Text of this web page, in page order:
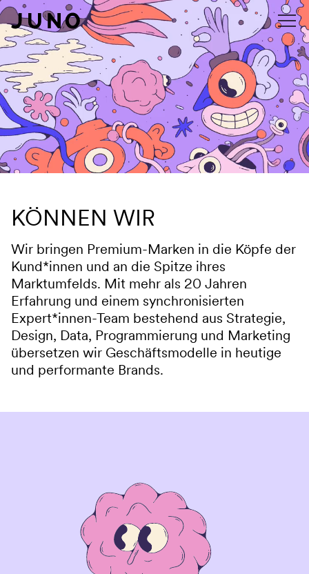
Navigation überspringen
KÖNNEN WIR
Wir bringen Premium-Marken in die Köpfe der
Kund*innen und an die Spitze ihres
Marktumfelds. Mit mehr als 20 Jahren
Erfahrung und einem synchronisierten
Expert*innen-Team bestehend aus Strategie,
Design, Data, Programmierung und Marketing
übersetzen wir Geschäftsmodelle in heutige
und performante Brands.
BRAND STRATEGY
Eine Brand muss zur Vision und Strategie eines
Unternehmens passen. Als externer
Sparringspartner mit Erfahrung aus mehr als 100
Markenentwicklungen in verschiedenen Branchen